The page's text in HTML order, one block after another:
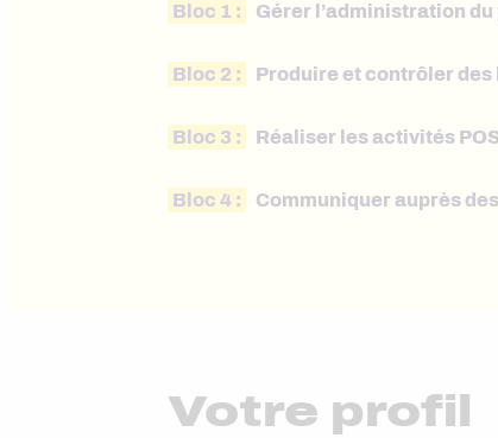
Bloc 1 : Gérer l’administration du
Bloc 2 : Produire et contrôler des
Bloc 3 : Réaliser les activités
Bloc 4 : Communiquer auprès
Votre profil